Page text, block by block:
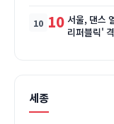
10 서울, 댄스
리퍼블릭'
세종